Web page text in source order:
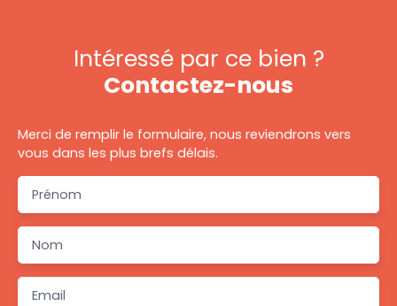
Intéressé par ce bien ?
Contactez-nous
Merci de remplir le formulaire, nous reviendrons vers
vous dans les plus brefs délais.
Prénom
Nom
Email